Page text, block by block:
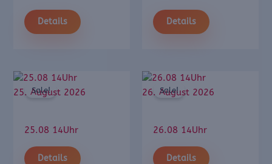
Details Details
25. August 2026
Sale!
25.08 14Uhr
Details
26. August 2026
Sale!
26.08 14Uhr
Details